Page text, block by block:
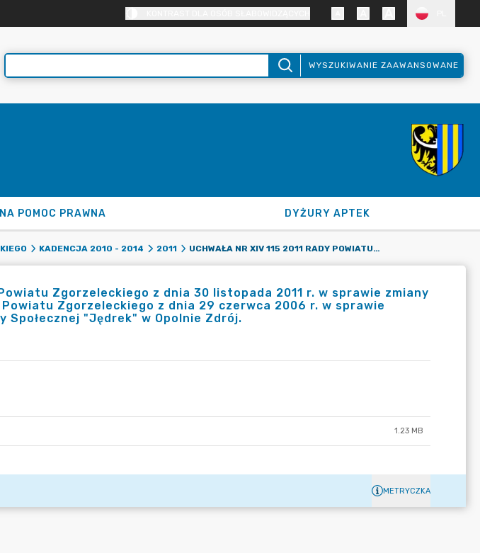
WYSZUKIWANIE ZAAWANSOWANE
POMOC PRAWNA DYŻURY APTEK
KADENCJA 2010 - 2014 2011 UCHWAŁA NR XIV 115 2011 RADY POWIATU ZGORZELECKIEGO Z DNIA 30 LISTOPADA 2011 R. W SPRAWIE ZMIANY UCHWAŁY NR LIV 318 2006 RADY POWIATU ZGORZELECKIEGO Z DNIA 29 CZERWCA 2006 R. W SPRAWIE NADANIA STATUTU DOMU POMOCY SPOŁECZNEJ "JĘDREK" W OPOLNIE ZDRÓJ.
Powiatu Zgorzeleckiego z dnia 30 listopada 2011 r. w sprawie zmiany
Powiatu Zgorzeleckiego z dnia 29 czerwca 2006 r. w sprawie
Społecznej "Jędrek" w Opolnie Zdrój.
1.23 MB
METRYCZKA